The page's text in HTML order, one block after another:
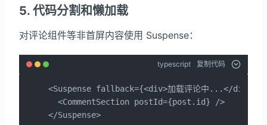
5. 代码分割和懒加载
对评论组件等非首屏内容使用 Suspense：
typescript 复制代码
<Suspense fallback={<div>加载评论中...</div>}>
  <CommentSection postId={post.id} />
</Suspense>